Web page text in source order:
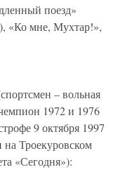
поезд»
«Ко мне, Мухтар!»,
– вольная
1972 и 1976
9 октября 1997
Троекуровском
«Сегодня»):